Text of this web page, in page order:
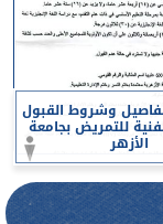
وشروط القبول
للتمريض بجامعة
الأزهر